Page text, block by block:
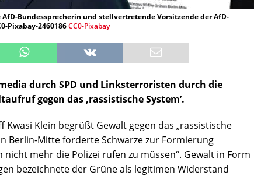
Bundessprecherin und stellvertretende Vorsitzende der AfD-
Pixabay-2460186CC0-Pixabay
durch SPD und Linksterroristen durch die
gegen das ‚rassistische System’.
Kwasi Klein begrüßt Gewalt gegen das „rassistische
Berlin-Mitte forderte Schwarze zur Formierung
nicht mehr die Polizei rufen zu müssen“. Gewalt in Form
bezeichnete der Grüne als legitimen Widerstand